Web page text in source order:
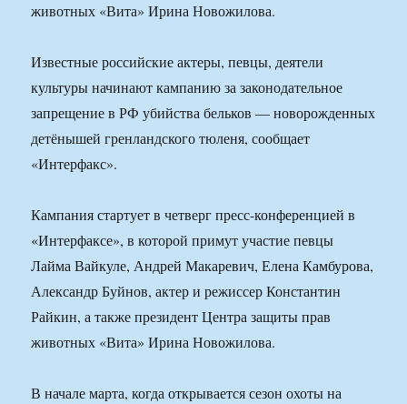
животных «Вита» Ирина Новожилова.
Известные российские актеры, певцы, деятели
культуры начинают кампанию за законодательное
запрещение в РФ убийства бельков — новорожденных
детёнышей гренландского тюленя, сообщает
«Интерфакс».
Кампания стартует в четверг пресс-конференцией в
«Интерфаксе», в которой примут участие певцы
Лайма Вайкуле, Андрей Макаревич, Елена Камбурова,
Александр Буйнов, актер и режиссер Константин
Райкин, а также президент Центра защиты прав
животных «Вита» Ирина Новожилова.
В начале марта, когда открывается сезон охоты на